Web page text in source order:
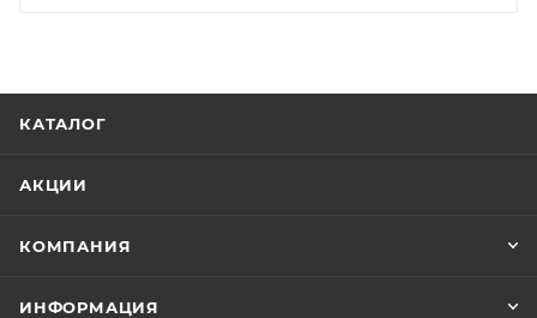
КАТАЛОГ
АКЦИИ
КОМПАНИЯ
ИНФОРМАЦИЯ